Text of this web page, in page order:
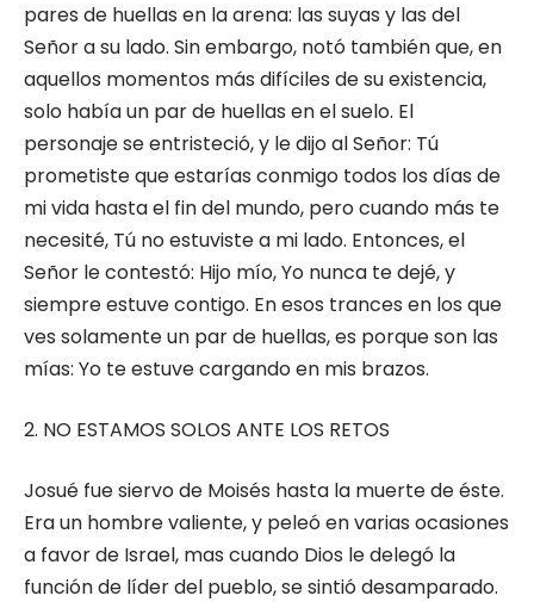
pares de huellas en la arena: las suyas y las del
Señor a su lado. Sin embargo, notó también que, en
aquellos momentos más difíciles de su existencia,
solo había un par de huellas en el suelo. El
personaje se entristeció, y le dijo al Señor: Tú
prometiste que estarías conmigo todos los días de
mi vida hasta el fin del mundo, pero cuando más te
necesité, Tú no estuviste a mi lado. Entonces, el
Señor le contestó: Hijo mío, Yo nunca te dejé, y
siempre estuve contigo. En esos trances en los que
ves solamente un par de huellas, es porque son las
mías: Yo te estuve cargando en mis brazos.
2. NO ESTAMOS SOLOS ANTE LOS RETOS
Josué fue siervo de Moisés hasta la muerte de éste.
Era un hombre valiente, y peleó en varias ocasiones
a favor de Israel, mas cuando Dios le delegó la
función de líder del pueblo, se sintió desamparado.